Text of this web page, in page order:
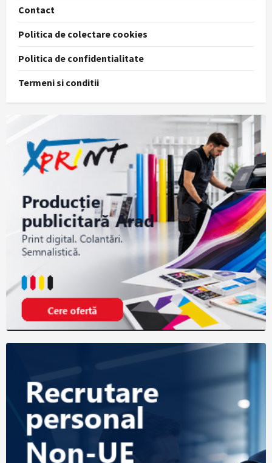
Contact
Politica de colectare cookies
Politica de confidentialitate
Termeni si conditii